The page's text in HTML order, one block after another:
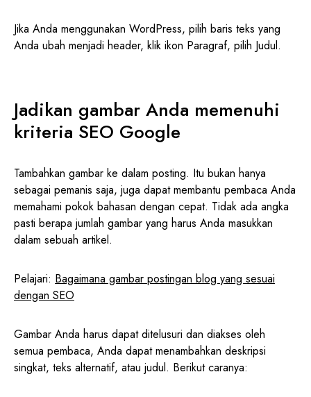
Jika Anda menggunakan WordPress, pilih baris teks yang
Anda ubah menjadi header, klik ikon Paragraf, pilih Judul.
Jadikan gambar Anda memenuhi
kriteria SEO Google
Tambahkan gambar ke dalam posting. Itu bukan hanya
sebagai pemanis saja, juga dapat membantu pembaca Anda
memahami pokok bahasan dengan cepat. Tidak ada angka
pasti berapa jumlah gambar yang harus Anda masukkan
dalam sebuah artikel.
Pelajari: Bagaimana gambar postingan blog yang sesuai
dengan SEO
Gambar Anda harus dapat ditelusuri dan diakses oleh
semua pembaca, Anda dapat menambahkan deskripsi
singkat, teks alternatif, atau judul. Berikut caranya: